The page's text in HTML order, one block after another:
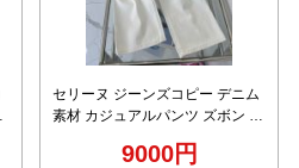
セリーヌ ジーンズコピー デニム
素材 カジュアルパンツ ズボン 秋
9000円